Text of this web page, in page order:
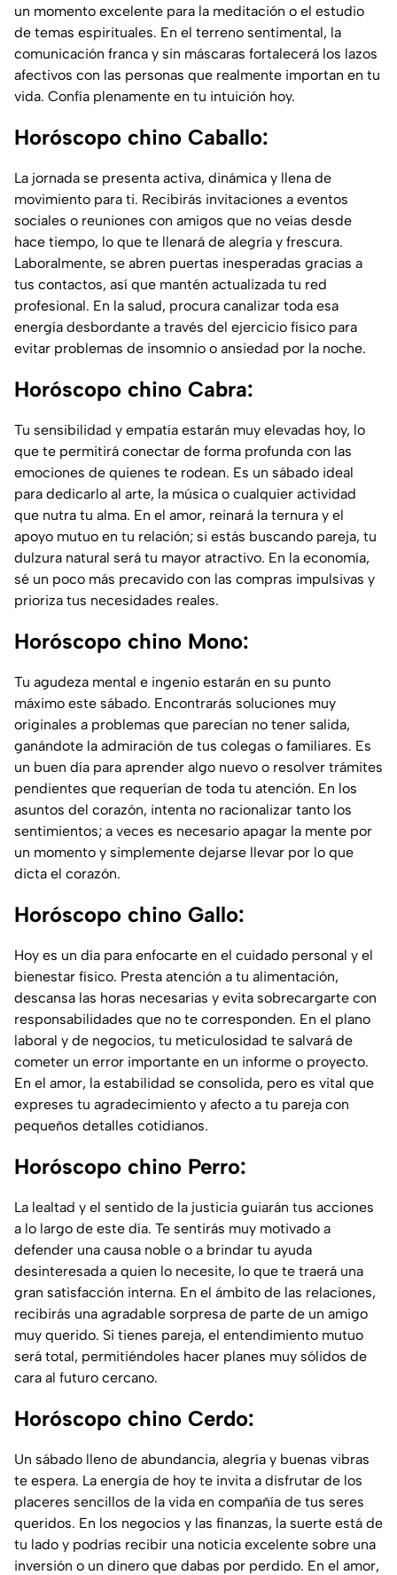
un momento excelente para la meditación o el estudio
de temas espirituales. En el terreno sentimental, la
comunicación franca y sin máscaras fortalecerá los lazos
afectivos con las personas que realmente importan en tu
vida. Confía plenamente en tu intuición hoy.
Horóscopo chino Caballo:
La jornada se presenta activa, dinámica y llena de
movimiento para ti. Recibirás invitaciones a eventos
sociales o reuniones con amigos que no veías desde
hace tiempo, lo que te llenará de alegría y frescura.
Laboralmente, se abren puertas inesperadas gracias a
tus contactos, así que mantén actualizada tu red
profesional. En la salud, procura canalizar toda esa
energía desbordante a través del ejercicio físico para
evitar problemas de insomnio o ansiedad por la noche.
Horóscopo chino Cabra:
Tu sensibilidad y empatía estarán muy elevadas hoy, lo
que te permitirá conectar de forma profunda con las
emociones de quienes te rodean. Es un sábado ideal
para dedicarlo al arte, la música o cualquier actividad
que nutra tu alma. En el amor, reinará la ternura y el
apoyo mutuo en tu relación; si estás buscando pareja, tu
dulzura natural será tu mayor atractivo. En la economía,
sé un poco más precavido con las compras impulsivas y
prioriza tus necesidades reales.
Horóscopo chino Mono:
Tu agudeza mental e ingenio estarán en su punto
máximo este sábado. Encontrarás soluciones muy
originales a problemas que parecían no tener salida,
ganándote la admiración de tus colegas o familiares. Es
un buen día para aprender algo nuevo o resolver trámites
pendientes que requerían de toda tu atención. En los
asuntos del corazón, intenta no racionalizar tanto los
sentimientos; a veces es necesario apagar la mente por
un momento y simplemente dejarse llevar por lo que
dicta el corazón.
Horóscopo chino Gallo:
Hoy es un día para enfocarte en el cuidado personal y el
bienestar físico. Presta atención a tu alimentación,
descansa las horas necesarias y evita sobrecargarte con
responsabilidades que no te corresponden. En el plano
laboral y de negocios, tu meticulosidad te salvará de
cometer un error importante en un informe o proyecto.
En el amor, la estabilidad se consolida, pero es vital que
expreses tu agradecimiento y afecto a tu pareja con
pequeños detalles cotidianos.
Horóscopo chino Perro:
La lealtad y el sentido de la justicia guiarán tus acciones
a lo largo de este día. Te sentirás muy motivado a
defender una causa noble o a brindar tu ayuda
desinteresada a quien lo necesite, lo que te traerá una
gran satisfacción interna. En el ámbito de las relaciones,
recibirás una agradable sorpresa de parte de un amigo
muy querido. Si tienes pareja, el entendimiento mutuo
será total, permitiéndoles hacer planes muy sólidos de
cara al futuro cercano.
Horóscopo chino Cerdo:
Un sábado lleno de abundancia, alegría y buenas vibras
te espera. La energía de hoy te invita a disfrutar de los
placeres sencillos de la vida en compañía de tus seres
queridos. En los negocios y las finanzas, la suerte está de
tu lado y podrías recibir una noticia excelente sobre una
inversión o un dinero que dabas por perdido. En el amor,